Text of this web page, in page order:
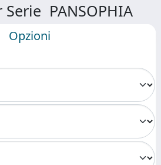
PANSOPHIA
Opzioni